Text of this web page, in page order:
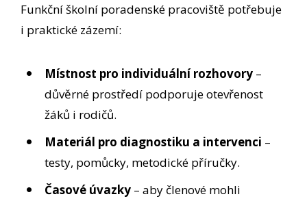
Funkční školní poradenské pracoviště potřebuje
i praktické zázemí:
Místnost pro individuální rozhovory –
důvěrné prostředí podporuje otevřenost
žáků i rodičů.
Materiál pro diagnostiku a intervenci –
testy, pomůcky, metodické příručky.
Časové úvazky – aby členové mohli